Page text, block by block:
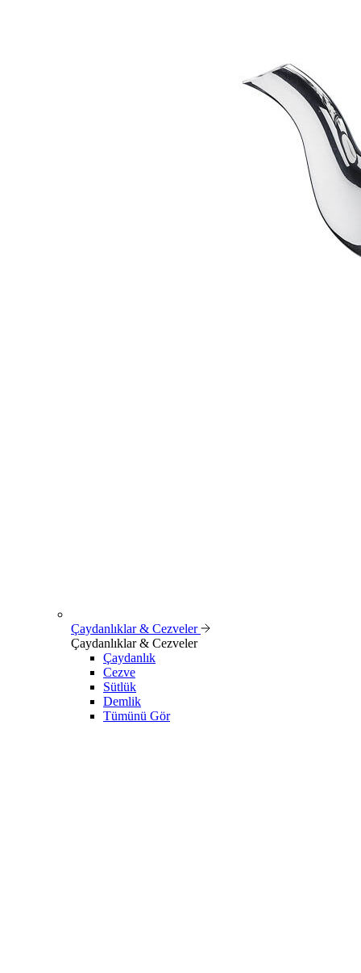
Çaydanlıklar & Cezveler
Çaydanlıklar & Cezveler
Çaydanlık
Cezve
Sütlük
Demlik
Tümünü Gör